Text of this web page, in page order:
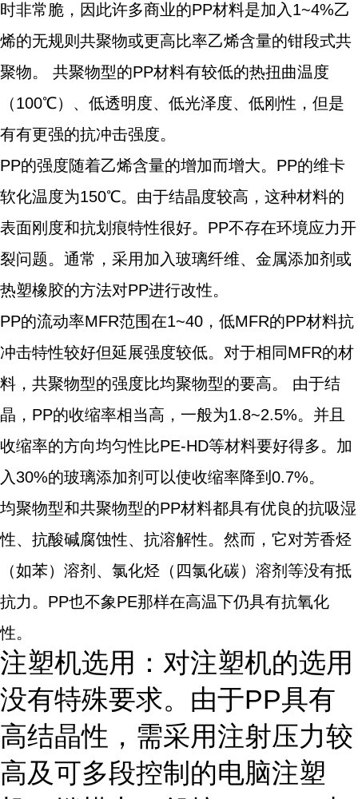
时非常脆，因此许多商业的PP材料是加入1~4%乙
烯的无规则共聚物或更高比率乙烯含量的钳段式共
聚物。 共聚物型的PP材料有较低的热扭曲温度
（100℃）、低透明度、低光泽度、低刚性，但是
有有更强的抗冲击强度。
PP的强度随着乙烯含量的增加而增大。PP的维卡
软化温度为150℃。由于结晶度较高，这种材料的
表面刚度和抗划痕特性很好。PP不存在环境应力开
裂问题。通常，采用加入玻璃纤维、金属添加剂或
热塑橡胶的方法对PP进行改性。
PP的流动率MFR范围在1~40，低MFR的PP材料抗
冲击特性较好但延展强度较低。对于相同MFR的材
料，共聚物型的强度比均聚物型的要高。 由于结
晶，PP的收缩率相当高，一般为1.8~2.5%。并且
收缩率的方向均匀性比PE-HD等材料要好得多。加
入30%的玻璃添加剂可以使收缩率降到0.7%。
均聚物型和共聚物型的PP材料都具有优良的抗吸湿
性、抗酸碱腐蚀性、抗溶解性。然而，它对芳香烃
（如苯）溶剂、氯化烃（四氯化碳）溶剂等没有抵
抗力。PP也不象PE那样在高温下仍具有抗氧化
性。
注塑机选用：对注塑机的选用
没有特殊要求。由于PP具有
高结晶性，需采用注射压力较
高及可多段控制的电脑注塑